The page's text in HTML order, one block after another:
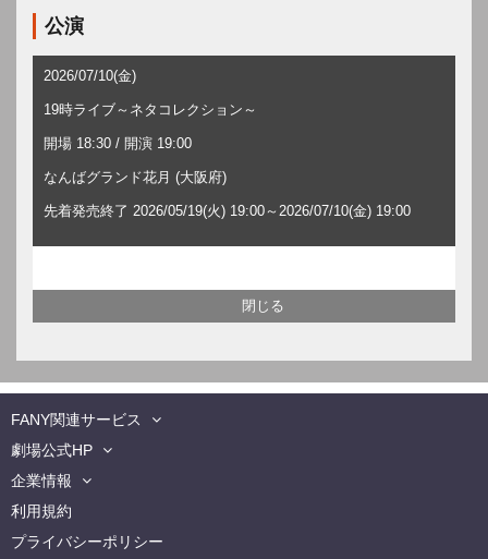
公演
2026/07/10(金)
19時ライブ～ネタコレクション～
開場 18:30 / 開演 19:00
なんばグランド花月 (大阪府)
先着発売終了 2026/05/19(火) 19:00～2026/07/10(金) 19:00
FANY関連サービス
劇場公式HP
企業情報
利用規約
プライバシーポリシー